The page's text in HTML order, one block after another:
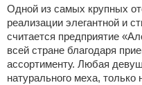
Одной из самых крупных
реализации элегантной и
считается предприятие
всей стране благодаря
ассортименту. Любая
натурального меха,